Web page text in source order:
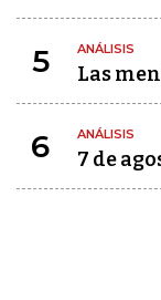
5 ANÁLISIS
Las
6 ANÁLISIS
7 de